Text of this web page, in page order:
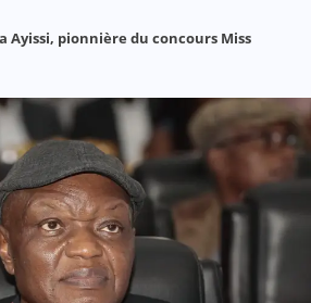
Ayissi, pionnière du concours Miss